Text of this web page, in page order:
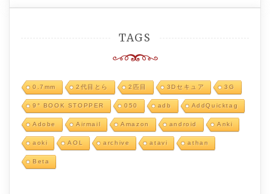
TAGS
0.7mm 2代目とら 2匹目 3Dセキュア 3G
9° BOOK STOPPER 050 adb AddQuicktag
Adobe Airmail Amazon android Anki
aoki AOL archive atavi athan
Beta